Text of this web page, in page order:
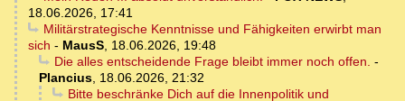
18.06.2026, 17:41
Militärstrategische Kenntnisse und Fähigkeiten erwirbt man
sich - MausS, 18.06.2026, 19:48
Die alles entscheidende Frage bleibt immer noch offen. -
Plancius, 18.06.2026, 21:32
Bitte beschränke Dich auf die Innenpolitik und